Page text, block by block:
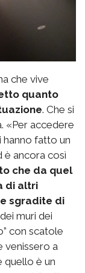
che vive
quanto
. Che si
«Per accedere
hanno fatto un
è ancora così
che da quel
di altri
sgradite di
dei muri dei
con scatole
venissero a
quello è un